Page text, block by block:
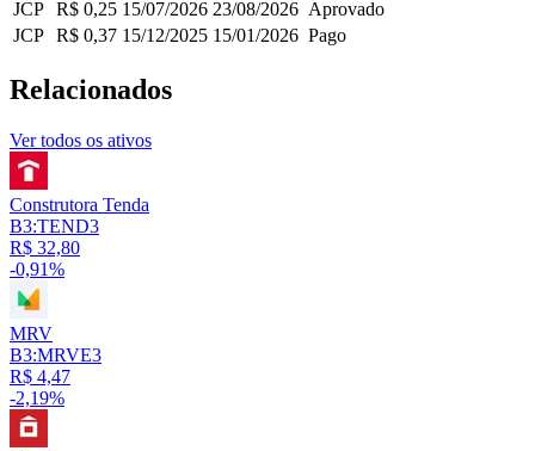
JCP R$ 0,25 15/07/2026 23/08/2026 Aprovado
JCP R$ 0,37 15/12/2025 15/01/2026 Pago
Relacionados
Ver todos os ativos
Construtora Tenda
B3:TEND3
R$ 32,80
-0,91%
MRV
B3:MRVE3
R$ 4,47
-2,19%